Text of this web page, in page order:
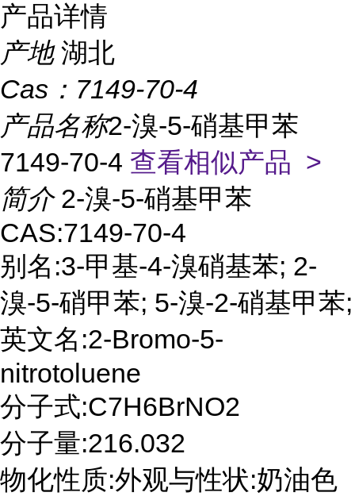
产品详情
产地 湖北
Cas： 7149-70-4
产品名称2-溴-5-硝基甲苯
7149-70-4 查看相似产品 >
简介 2-溴-5-硝基甲苯
CAS:7149-70-4
别名:3-甲基-4-溴硝基苯; 2-
溴-5-硝甲苯; 5-溴-2-硝基甲苯;
英文名:2-Bromo-5-
nitrotoluene
分子式:C7H6BrNO2
分子量:216.032
物化性质:外观与性状:奶油色